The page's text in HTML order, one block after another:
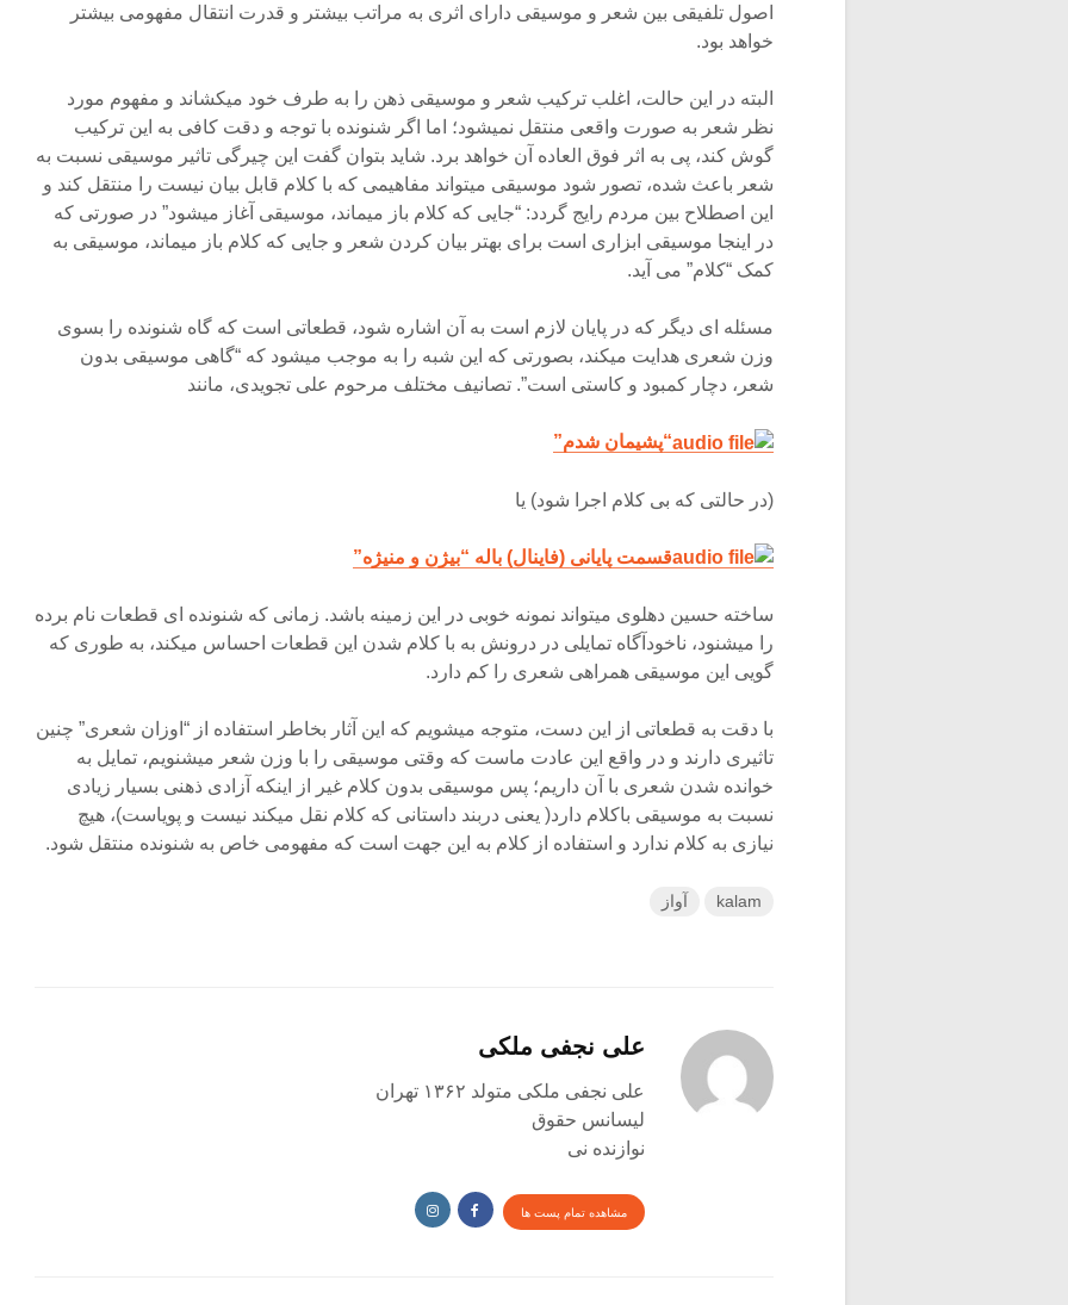
اصول تلفیقی بین شعر و موسیقی دارای اثری به مراتب بیشتر و قدرت انتقال مفهومی بیشتر
خواهد بود.
البته در این حالت، اغلب ترکیب شعر و موسیقی ذهن را به طرف خود میکشاند و مفهوم مورد
نظر شعر به صورت واقعی منتقل نمیشود؛ اما اگر شنونده با توجه و دقت کافی به این ترکیب
گوش کند، پی به اثر فوق العاده آن خواهد برد. شاید بتوان گفت این چیرگی تاثیر موسیقی نسبت به
شعر باعث شده، تصور شود موسیقی میتواند مفاهیمی که با کلام قابل بیان نیست را منتقل کند و
این اصطلاح بین مردم رایج گردد: “جایی که کلام باز میماند، موسیقی آغاز میشود” در صورتی که
در اینجا موسیقی ابزاری است برای بهتر بیان کردن شعر و جایی که کلام باز میماند، موسیقی به
کمک “کلام” می آید.
مسئله ای دیگر که در پایان لازم است به آن اشاره شود، قطعاتی است که گاه شنونده را بسوی
وزن شعری هدایت میکند، بصورتی که این شبه را به موجب میشود که “گاهی موسیقی بدون
شعر، دچار کمبود و کاستی است”. تصانیف مختلف مرحوم علی تجویدی، مانند
“پشیمان شدم”
(در حالتی که بی کلام اجرا شود) یا
قسمت پایانی (فاینال) باله “بیژن و منیژه”
ساخته حسین دهلوی میتواند نمونه خوبی در این زمینه باشد. زمانی که شنونده ای قطعات نام برده
را میشنود، ناخودآگاه تمایلی در درونش به با کلام شدن این قطعات احساس میکند، به طوری که
گویی این موسیقی همراهی شعری را کم دارد.
با دقت به قطعاتی از این دست، متوجه میشویم که این آثار بخاطر استفاده از “اوزان شعری” چنین
تاثیری دارند و در واقع این عادت ماست که وقتی موسیقی را با وزن شعر میشنویم، تمایل به
خوانده شدن شعری با آن داریم؛ پس موسیقی بدون کلام غیر از اینکه آزادی ذهنی بسیار زیادی
نسبت به موسیقی باکلام دارد( یعنی دربند داستانی که کلام نقل میکند نیست و پویاست)، هیچ
نیازی به کلام ندارد و استفاده از کلام به این جهت است که مفهومی خاص به شنونده منتقل شود.
kalam آواز
علی نجفی ملکی
علی نجفی ملکی متولد ۱۳۶۲ تهران
لیسانس حقوق
نوازنده نی
مشاهده تمام پست ها